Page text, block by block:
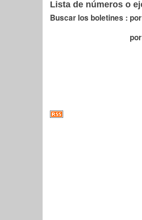
Lista de números o
Buscar los boletines :